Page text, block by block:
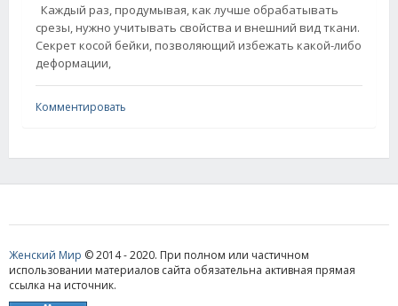
Каждый раз, продумывая, как лучше обрабатывать
срезы, нужно учитывать свойства и внешний вид ткани.
Секрет косой бейки, позволяющий избежать какой-либо
деформации,
Комментировать
Женский Мир © 2014 - 2020. При полном или частичном
использовании материалов сайта обязательна активная прямая
ссылка на источник.